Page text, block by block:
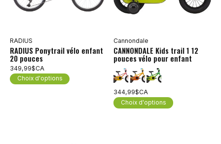
RADIUS
RADIUS Ponytrail vélo enfant
20 pouces
349,99$CA
Choix d'options
Cannondale
CANNONDALE Kids trail 1 12
pouces vélo pour enfant
344,99$CA
Choix d'options